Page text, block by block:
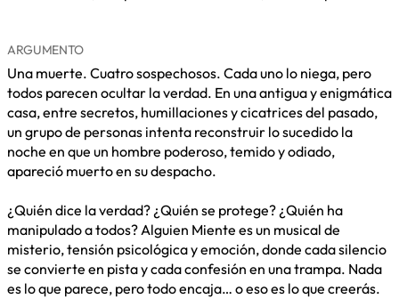
ARGUMENTO
Una muerte. Cuatro sospechosos. Cada uno lo niega, pero
todos parecen ocultar la verdad. En una antigua y enigmática
casa, entre secretos, humillaciones y cicatrices del pasado,
un grupo de personas intenta reconstruir lo sucedido la
noche en que un hombre poderoso, temido y odiado,
apareció muerto en su despacho.
¿Quién dice la verdad? ¿Quién se protege? ¿Quién ha
manipulado a todos? Alguien Miente es un musical de
misterio, tensión psicológica y emoción, donde cada silencio
se convierte en pista y cada confesión en una trampa. Nada
es lo que parece, pero todo encaja… o eso es lo que creerás.